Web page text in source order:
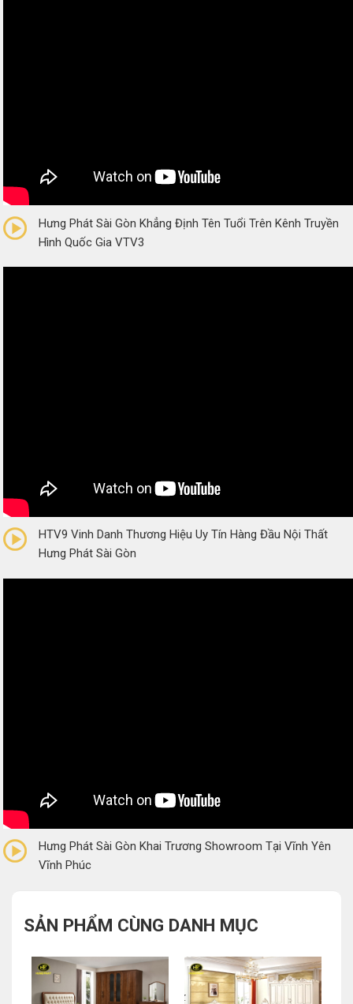
(0 Reviews)
Hưng Phát Sài Gòn Khẳng Định Tên Tuổi Trên Kênh Truyền
Hình Quốc Gia VTV3
(0 Reviews)
HTV9 Vinh Danh Thương Hiệu Uy Tín Hàng Đầu Nội Thất
Hưng Phát Sài Gòn
(0 Reviews)
Hưng Phát Sài Gòn Khai Trương Showroom Tại Vĩnh Yên
Vĩnh Phúc
SẢN PHẨM CÙNG DANH MỤC